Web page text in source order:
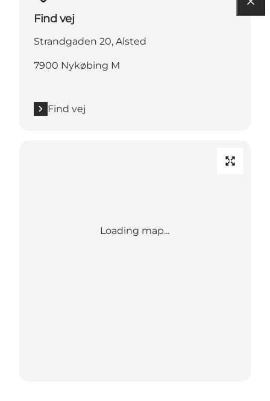
Find vej
Strandgaden 20, Alsted
7900 Nykøbing M
Find vej
Loading map...